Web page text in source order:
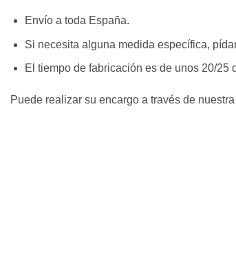
Envío a toda España.
Si necesita alguna medida específica,
El tiempo de fabricación es de unos 20/25
Puede realizar su encargo a través de